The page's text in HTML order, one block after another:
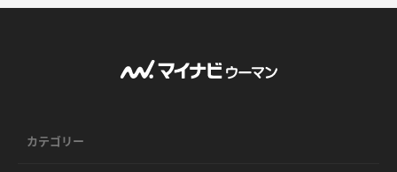
カテゴリー